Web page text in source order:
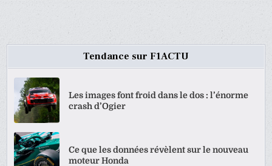
Tendance sur F1ACTU
Les images font froid dans le dos : l’énorme
crash d’Ogier
Ce que les données révèlent sur le nouveau
moteur Honda